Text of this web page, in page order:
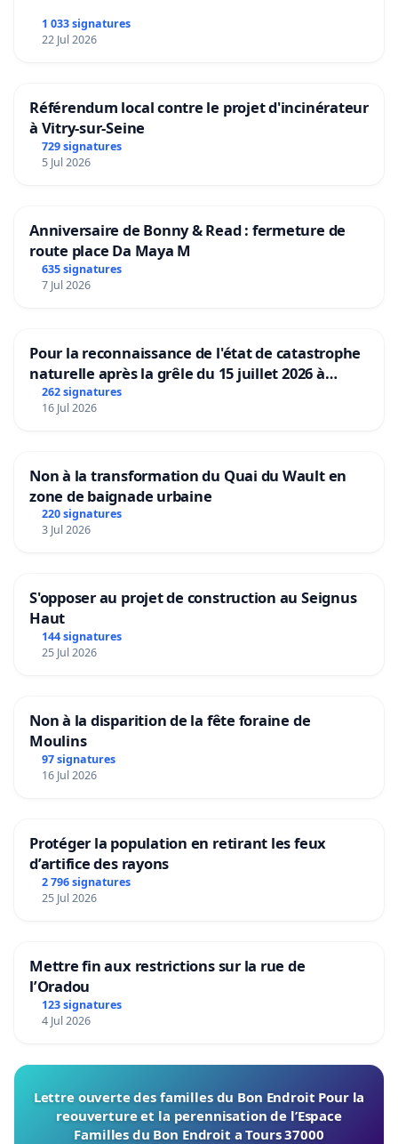
1 033 signatures
22 Jul 2026
Référendum local contre le projet d'incinérateur
à Vitry-sur-Seine
729 signatures
5 Jul 2026
Anniversaire de Bonny & Read : fermeture de
route place Da Maya M
635 signatures
7 Jul 2026
Pour la reconnaissance de l'état de catastrophe
naturelle après la grêle du 15 juillet 2026 à
Aubenas et ses alentours
262 signatures
16 Jul 2026
Non à la transformation du Quai du Wault en
zone de baignade urbaine
220 signatures
3 Jul 2026
S'opposer au projet de construction au Seignus
Haut
144 signatures
25 Jul 2026
Non à la disparition de la fête foraine de
Moulins
97 signatures
16 Jul 2026
Protéger la population en retirant les feux
d’artifice des rayons
2 796 signatures
25 Jul 2026
Mettre fin aux restrictions sur la rue de
l’Oradou
123 signatures
4 Jul 2026
Lettre ouverte des familles du Bon Endroit Pour la
reouverture et la perennisation de l’Espace
Familles du Bon Endroit a Tours 37000